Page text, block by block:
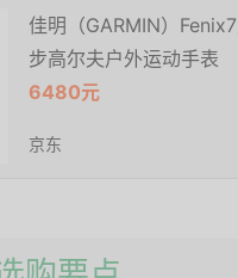
佳明（GARMIN）
步高尔夫户外运动手表
6480元
京东